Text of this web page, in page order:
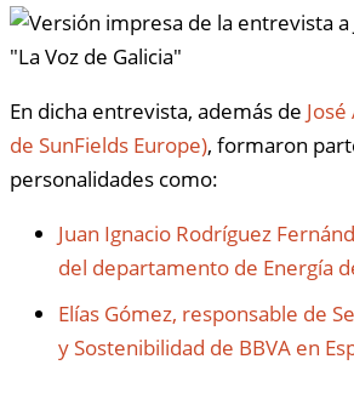
En dicha entrevista, además de
de SunFields Europe), formaron
personalidades como:
Juan Ignacio Rodríguez
del departamento de Energía
Elías Gómez, responsable de
y Sostenibilidad de BBVA en